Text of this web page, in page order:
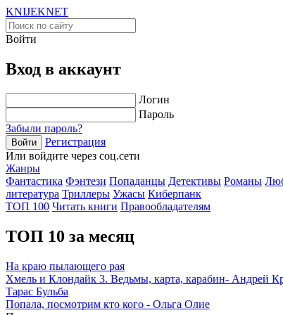
KNIJEKNET
Войти
Вход в аккаунт
Логин
Пароль
Забыли пароль?
Войти
Регистрация
Или войдите через соц.сети
Жанры
Фантастика Фэнтези Попаданцы Детективы Романы
литература Триллеры Ужасы Киберпанк
ТОП 100 Читать книги Правообладателям
ТОП 10 за месяц
На краю пылающего рая
Хмель и Клондайк 3. Ведьмы, карта, карабин- Андрей
Тарас Бульба
Попала, посмотрим кто кого - Ольга Олие